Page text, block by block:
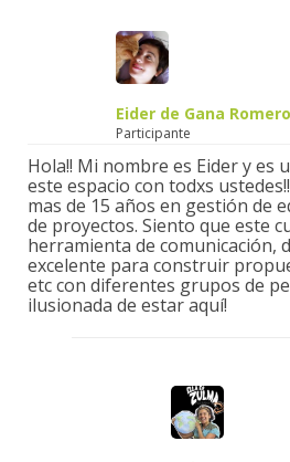
Eider de Gana Romero
Participante
Hola!! Mi nombre es Eider y es
este espacio con todxs
mas de 15 años en gestión de
de proyectos. Siento que este
herramienta de comunicación,
excelente para construir
etc con diferentes grupos de
ilusionada de estar aquí!